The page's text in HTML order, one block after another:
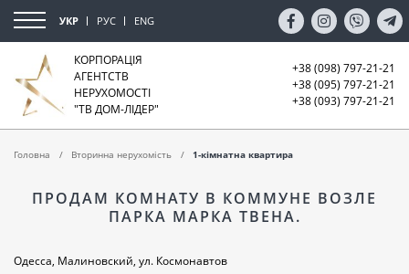
УКР РУС ENG
КОРПОРАЦІЯ
АГЕНТСТВ
НЕРУХОМОСТІ
"ТВ ДОМ-ЛІДЕР"
+38 (098) 797-21-21
+38 (095) 797-21-21
+38 (093) 797-21-21
Головна Вторинна нерухомість 1-кімнатна квартира
ПРОДАМ КОМНАТУ В КОММУНЕ ВОЗЛЕ
ПАРКА МАРКА ТВЕНА.
Одесса, Малиновский, ул. Космонавтов